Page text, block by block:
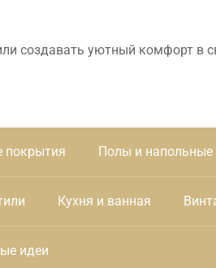
создавать уютный комфорт в
покрытия Полы и напольные
Кухня и ванная
идеи